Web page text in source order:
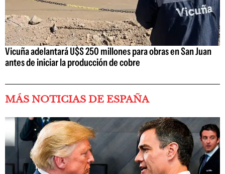
Vicuña adelantará U$S 250 millones para obras en San Juan
antes de iniciar la producción de cobre
MÁS NOTICIAS DE ESPAÑA